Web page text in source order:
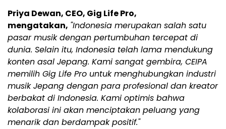
Priya Dewan, CEO, Gig Life Pro,
mengatakan, "Indonesia merupakan salah satu
pasar musik dengan pertumbuhan tercepat di
dunia. Selain itu, Indonesia telah lama mendukung
konten asal Jepang. Kami sangat gembira, CEIPA
memilih Gig Life Pro untuk menghubungkan industri
musik Jepang dengan para profesional dan kreator
berbakat di Indonesia. Kami optimis bahwa
kolaborasi ini akan menciptakan peluang yang
menarik dan berdampak positif."